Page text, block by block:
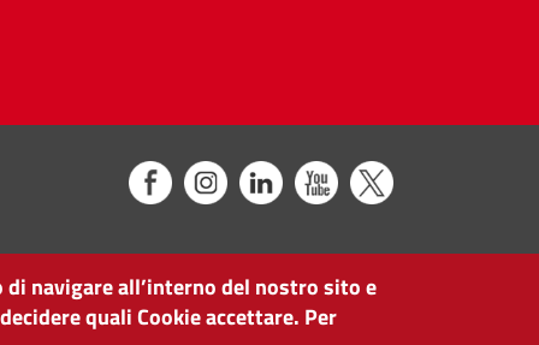
navigare all’interno del nostro sito e
quali Cookie accettare. Per